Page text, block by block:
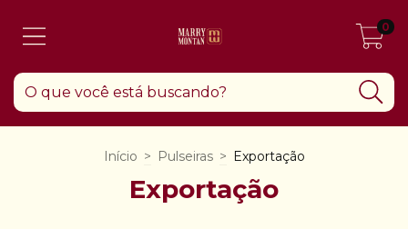
0
Início > Pulseiras > Exportação
Exportação